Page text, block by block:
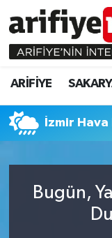
ARİFİYE
İzmir
Bugün,
ARİFİYE
SAKARYA
GÜNDEM
ASAYİŞ
ARİFİYE
GÜNDEM
EĞİTİM
ASAYİŞ
Sakarya
Sakarya
Sakarya
Tüm